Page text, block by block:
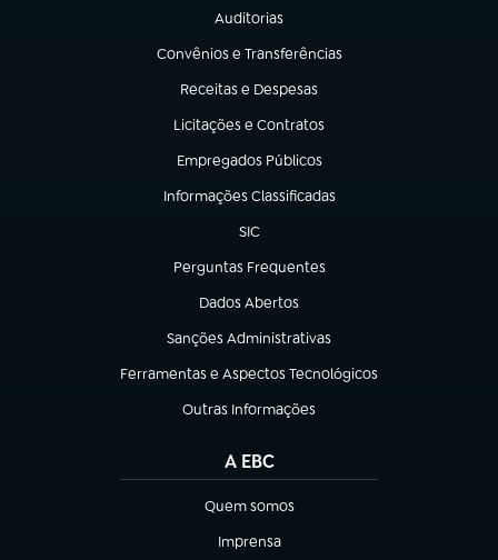
Auditorias
(abre em nova aba)
Convênios e Transferências
(abre em nova aba)
Receitas e Despesas
(abre em nova aba)
Licitações e Contratos
(abre em nova aba)
Empregados Públicos
(abre em nova aba)
Informações Classificadas
(abre em nova aba)
SIC
(abre em nova aba)
Perguntas Frequentes
(abre em nova aba)
Dados Abertos
(abre em nova aba)
Sanções Administrativas
(abre em nova aba)
Ferramentas e Aspectos Tecnológicos
(abre em nova aba)
Outras Informações
(abre em nova aba)
A EBC
Quem somos
(abre em nova aba)
Imprensa
(abre em nova aba)